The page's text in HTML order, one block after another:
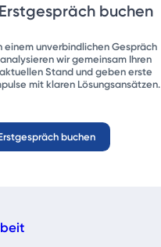
Erstgespräch buchen
einem unverbindlichen Gespräch
analysieren wir gemeinsam Ihren
aktuellen Stand und geben erste
mit klaren Lösungsansätzen.
buchen